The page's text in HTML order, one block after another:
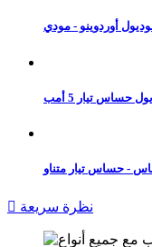
 نظرة سريعة